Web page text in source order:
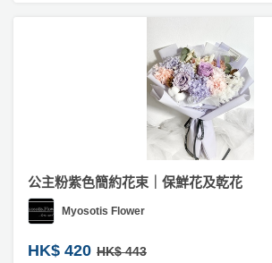
公主粉紫色簡約花束｜保鮮花及乾花
Myosotis Flower
HK$ 420 HK$ 443